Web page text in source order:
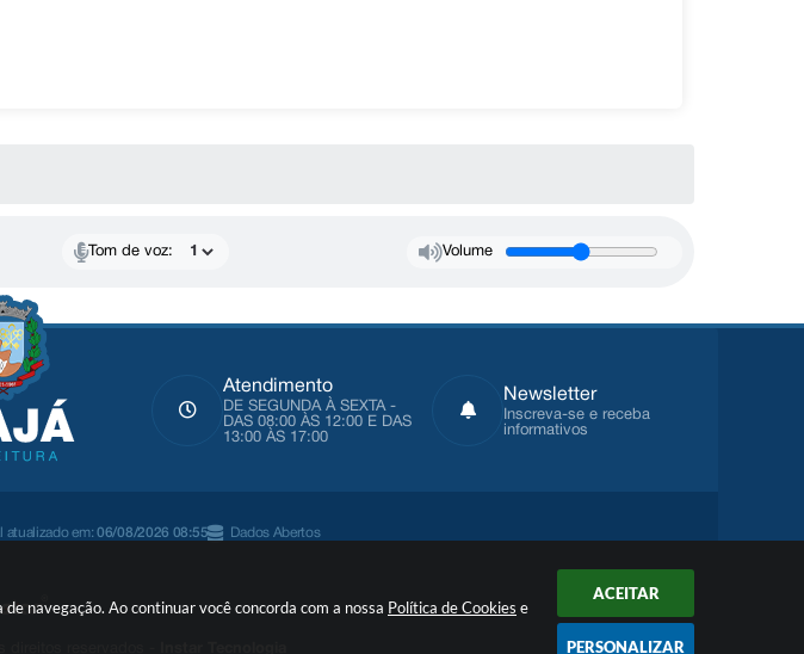
navegação. Ao continuar você concorda com a nossa Política de Cookies e
ACEITAR
PERSONALIZAR
Tom de voz: Volume
Atendimento
DE SEGUNDA À SEXTA -
DAS 08:00 ÀS 12:00 E DAS
13:00 ÀS 17:00
Newsletter
Inscreva-se e receba
informativos
atualizado em:06/08/2026 08:55 Dados Abertos